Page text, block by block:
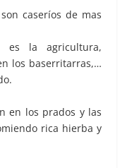
son caseríos de mas
es la agricultura,
los baserritarras,…
en los prados y las
rica hierba y